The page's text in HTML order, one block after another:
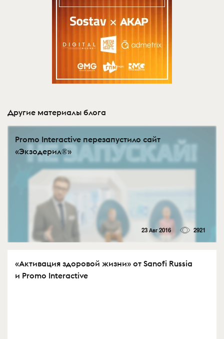
Другие материалы блога
Promo Interactive перезапустило сайт
«Экзодерил®»
23 Авг 2016 2921
«Активация здоровой жизни» от Sanofi Russia
и Promo Interactive